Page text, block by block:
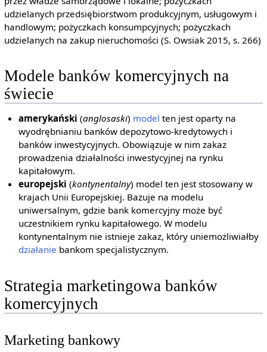
udzielanych przedsiębiorstwom produkcyjnym, usługowym i
handlowym; pożyczkach konsumpcyjnych; pożyczkach
udzielanych na zakup nieruchomości (S. Owsiak 2015, s. 266)
Modele banków komercyjnych na
świecie
amerykański (anglosaski) model ten jest oparty na
wyodrębnianiu banków depozytowo-kredytowych i
banków inwestycyjnych. Obowiązuje w nim zakaz
prowadzenia działalności inwestycyjnej na rynku
kapitałowym.
europejski (kontynentalny) model ten jest stosowany w
krajach Unii Europejskiej. Bazuje na modelu
uniwersalnym, gdzie bank komercyjny może być
uczestnikiem rynku kapitałowego. W modelu
kontynentalnym nie istnieje zakaz, który uniemożliwiałby
działanie bankom specjalistycznym.
Strategia marketingowa banków
komercyjnych
Marketing bankowy